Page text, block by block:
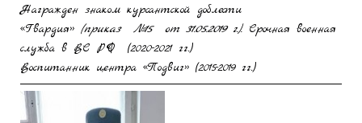
Награжден знаком курсантской доблести
«Гвардия» (приказ №15 от 31.05.2019 г.). Срочная военная
служба в ВС РФ (2020-2021 гг.)
Воспитанник центра «Подвиг» (2015-2019 гг.)